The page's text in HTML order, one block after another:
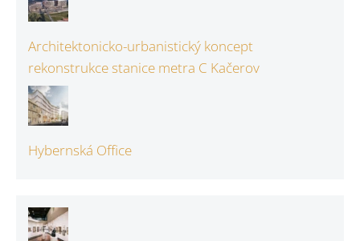
Architektonicko-urbanistický koncept
rekonstrukce stanice metra C Kačerov
Hybernská Office